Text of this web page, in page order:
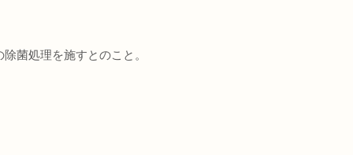
菌処理を施すとのこと。